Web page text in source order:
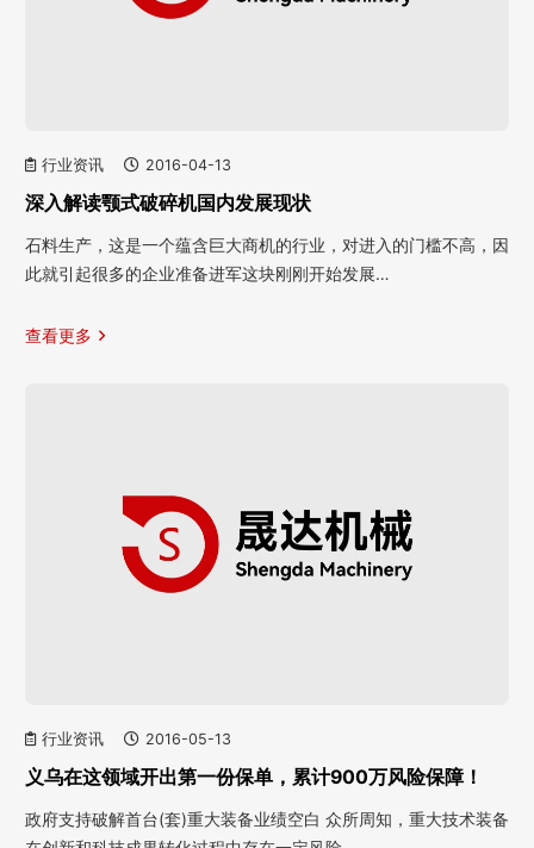
行业资讯 2016-04-13
深入解读颚式破碎机国内发展现状
石料生产，这是一个蕴含巨大商机的行业，对进入的门槛不高，因
此就引起很多的企业准备进军这块刚刚开始发展…
查看更多
行业资讯 2016-05-13
义乌在这领域开出第一份保单，累计900万风险保障！
政府支持破解首台(套)重大装备业绩空白 众所周知，重大技术装备